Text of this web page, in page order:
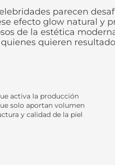
parecen
efecto glow natural y
de la estética
quieren
activa la producción
solo aportan volumen
y calidad de la piel